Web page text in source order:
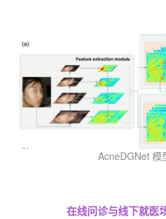
AcneDGNet 模
在线问诊与线下就医